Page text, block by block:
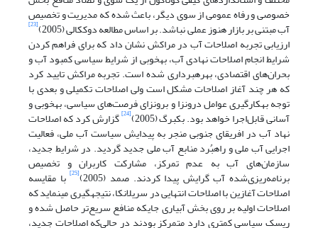
خصوصی و رفاه عمومی از سوی دیگر، باعث شده که مدیریت و تخصیص
آب مبتنی بر بازار هنوز عملی نباشد. بر اساس مطالعه دوک‏کالی (2005) [23]
ارزیابی تجربه اصلاحات آب در مراکش نشان داد که برای فراهم کردن
شرایط انجام اصلاحات نهادی آب، به‏خوبی از شرایط سیاسی کمبود آب و
بحران‌های اقتصادی، بهره‏برداری شده است. تجربه مراکش تایید کرد
که هر چند آغاز اصلاحات مشکل است ولی اصلاحات تکمیلی و بعدی با
توجه به‏کارگیری عوامل درون‏زا و برون‏زای فرصت‌های سیاسی، به‏خوبی و
آسانی قابل‌اجرا خواهد بود. بکبرگ (2005) [24] گزارش کرد که اصلاحات
نهاد آب در افریقای جنوبی منجر به پیدایش سیاست آب ملی، فعالیت
اجرایی آب ملی و راهبُرد منابع آب ملی جدید گردید. در شرایط جدید،
سازمان‌های آب به عدم تمرکز، مشارکت کاربران و تخصیص
برنامه‌ریزی‌شده آب گرایش پیدا کردند. صمد (2005) [25] با مقایسه
اصلاحات آغازین با اصلاحات انتهایی در سریلانکا، نتیجه‏گیری می‏نماید که
اصلاحات اولیه بر روی بخش آبیاری جای‏که منافع سریع‌تر حاصل شده و
ریسک سیاسی کمتری دارد متمرکز بودند در حالی‌که اصلاحات جدید،